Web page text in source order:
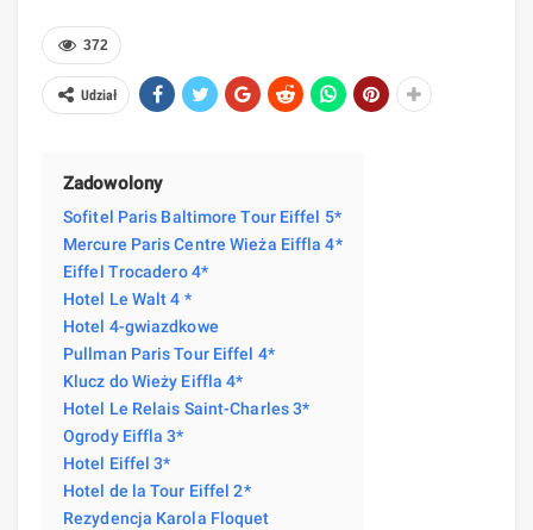
372
Udział
Zadowolony
Sofitel Paris Baltimore Tour Eiffel 5*
Mercure Paris Centre Wieża Eiffla 4*
Eiffel Trocadero 4*
Hotel Le Walt 4 *
Hotel 4-gwiazdkowe
Pullman Paris Tour Eiffel 4*
Klucz do Wieży Eiffla 4*
Hotel Le Relais Saint-Charles 3*
Ogrody Eiffla 3*
Hotel Eiffel 3*
Hotel de la Tour Eiffel 2*
Rezydencja Karola Floquet